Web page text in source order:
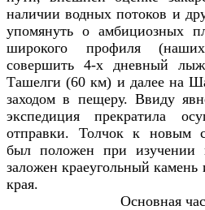
наличии водных потоков и
упомянуть о амбициозных
широкого профиля
совершить 4-х дневный
Ташелги (60 км) и далее на
заходом в пещеру. Ввиду
экспедиция прекратила
отправки. Толчок к новым
был положен при
заложен краеугольный
края.
Основная